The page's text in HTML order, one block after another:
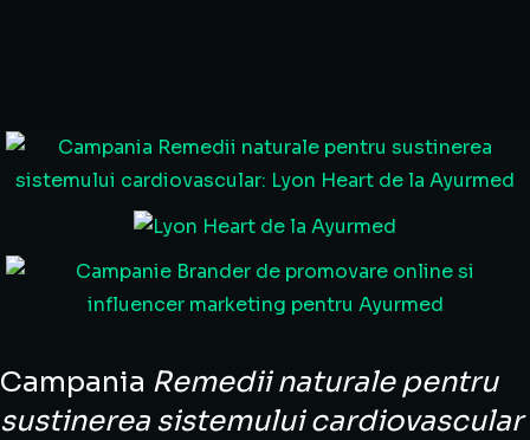
Campania Remedii naturale pentru
sustinerea sistemului cardiovascular